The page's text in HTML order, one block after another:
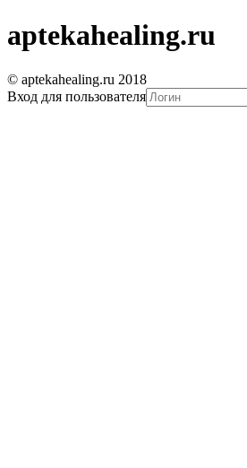
aptekahealing.ru
© aptekahealing.ru 2018
Вход для пользователя